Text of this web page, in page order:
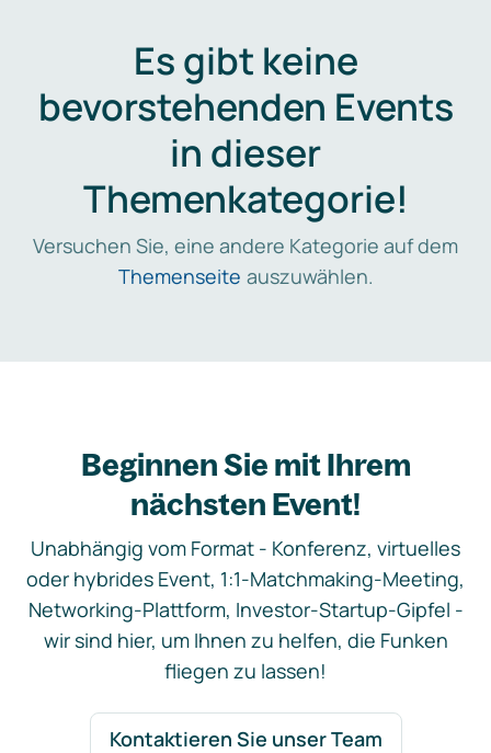
Es gibt keine
bevorstehenden Events
in dieser
Themenkategorie!
Versuchen Sie, eine andere Kategorie auf dem
Themenseite auszuwählen.
Beginnen Sie mit Ihrem
nächsten Event!
Unabhängig vom Format - Konferenz, virtuelles
oder hybrides Event, 1:1-Matchmaking-Meeting,
Networking-Plattform, Investor-Startup-Gipfel -
wir sind hier, um Ihnen zu helfen, die Funken
fliegen zu lassen!
Kontaktieren Sie unser Team